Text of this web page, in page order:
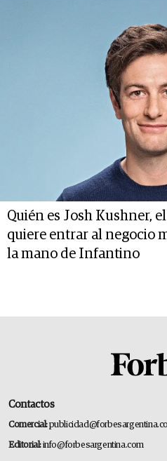
Quién es Josh Kushner,
quiere entrar al negocio
la mano de Infantino
Contactos
Comercial:
Editorial:info@forbesargentina.com